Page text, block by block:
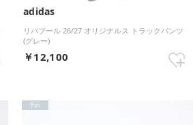
adidas
リバプール 26/27 オリジナルス トラックパンツ
(グレー)
￥12,100
予約